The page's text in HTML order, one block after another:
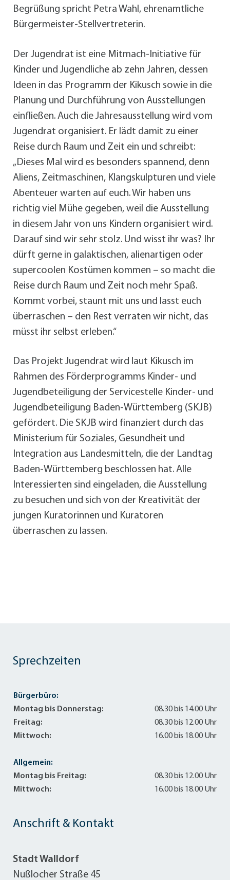
Begrüßung spricht Petra Wahl, ehrenamtliche
Bürgermeister-Stellvertreterin.
Der Jugendrat ist eine Mitmach-Initiative für
Kinder und Jugendliche ab zehn Jahren, dessen
Ideen in das Programm der Kikusch sowie in die
Planung und Durchführung von Ausstellungen
einfließen. Auch die Jahresausstellung wird vom
Jugendrat organisiert. Er lädt damit zu einer
Reise durch Raum und Zeit ein und schreibt:
„Dieses Mal wird es besonders spannend, denn
Aliens, Zeitmaschinen, Klangskulpturen und viele
Abenteuer warten auf euch. Wir haben uns
richtig viel Mühe gegeben, weil die Ausstellung
in diesem Jahr von uns Kindern organisiert wird.
Darauf sind wir sehr stolz. Und wisst ihr was? Ihr
dürft gerne in galaktischen, alienartigen oder
supercoolen Kostümen kommen – so macht die
Reise durch Raum und Zeit noch mehr Spaß.
Kommt vorbei, staunt mit uns und lasst euch
überraschen – den Rest verraten wir nicht, das
müsst ihr selbst erleben.“
Das Projekt Jugendrat wird laut Kikusch im
Rahmen des Förderprogramms Kinder- und
Jugendbeteiligung der Servicestelle Kinder- und
Jugendbeteiligung Baden-Württemberg (SKJB)
gefördert. Die SKJB wird finanziert durch das
Ministerium für Soziales, Gesundheit und
Integration aus Landesmitteln, die der Landtag
Baden-Württemberg beschlossen hat. Alle
Interessierten sind eingeladen, die Ausstellung
zu besuchen und sich von der Kreativität der
jungen Kuratorinnen und Kuratoren
überraschen zu lassen.
Anschrift & Kontakt
Stadt Walldorf
Nußlocher Straße 45
Sprechzeiten
Bürgerbüro:
Montag bis Donnerstag:
08.30 bis 14.00 Uhr
Freitag:
08.30 bis 12.00 Uhr
Mittwoch:
16.00 bis 18.00 Uhr
Allgemein:
Montag bis Freitag:
08.30 bis 12.00 Uhr
Mittwoch:
16.00 bis 18.00 Uhr